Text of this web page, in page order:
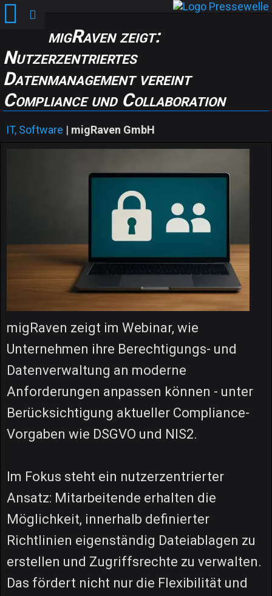
migRaven zeigt:
Nutzerzentriertes
Datenmanagement vereint
Compliance und Collaboration
IT, Software | migRaven GmbH
migRaven zeigt im Webinar, wie
Unternehmen ihre Berechtigungs- und
Datenverwaltung an moderne
Anforderungen anpassen können - unter
Berücksichtigung aktueller Compliance-
Vorgaben wie DSGVO und NIS2.
Im Fokus steht ein nutzerzentrierter
Ansatz: Mitarbeitende erhalten die
Möglichkeit, innerhalb definierter
Richtlinien eigenständig Dateiablagen zu
erstellen und Zugriffsrechte zu verwalten.
Das fördert nicht nur die Flexibilität und